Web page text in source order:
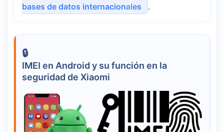
bases de datos internacionales
.
IMEI en Android y su función en la
seguridad de Xiaomi